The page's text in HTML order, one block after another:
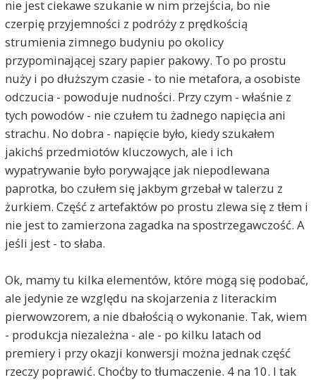
nie jest ciekawe szukanie w nim przejścia, bo nie
czerpię przyjemności z podróży z prędkością
strumienia zimnego budyniu po okolicy
przypominającej szary papier pakowy. To po prostu
nuży i po dłuższym czasie - to nie metafora, a osobiste
odczucia - powoduje nudności. Przy czym - właśnie z
tych powodów - nie czułem tu żadnego napięcia ani
strachu. No dobra - napięcie było, kiedy szukałem
jakichś przedmiotów kluczowych, ale i ich
wypatrywanie było porywające jak niepodlewana
paprotka, bo czułem się jakbym grzebał w talerzu z
żurkiem. Część z artefaktów po prostu zlewa się z tłem i
nie jest to zamierzona zagadka na spostrzegawczość. A
jeśli jest - to słaba.
Ok, mamy tu kilka elementów, które mogą się podobać,
ale jedynie ze względu na skojarzenia z literackim
pierwowzorem, a nie dbałością o wykonanie. Tak, wiem
- produkcja niezależna - ale - po kilku latach od
premiery i przy okazji konwersji można jednak część
rzeczy poprawić. Choćby to tłumaczenie. 4 na 10. I tak